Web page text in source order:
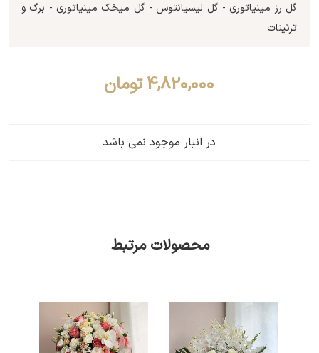
گل رز مینیاتوری - گل لیسیانتوس - گل میخک مینیاتوری - برگ و
تزئینات
4,820,000تومان
در انبار موجود نمی باشد
محصولات مرتبط